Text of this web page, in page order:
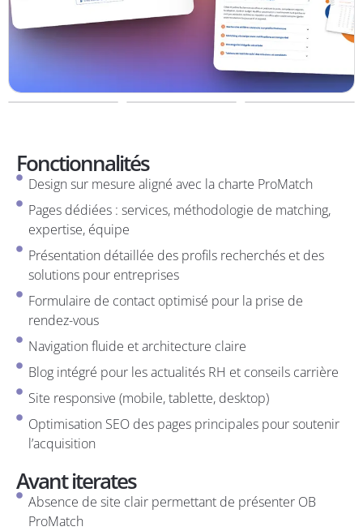
Fonctionnalités
Design sur mesure aligné avec la charte ProMatch
Pages dédiées : services, méthodologie de matching,
expertise, équipe
Présentation détaillée des profils recherchés et des
solutions pour entreprises
Formulaire de contact optimisé pour la prise de
rendez-vous
Navigation fluide et architecture claire
Blog intégré pour les actualités RH et conseils carrière
Site responsive (mobile, tablette, desktop)
Optimisation SEO des pages principales pour soutenir
l’acquisition
Avant iterates
Absence de site clair permettant de présenter OB
ProMatch